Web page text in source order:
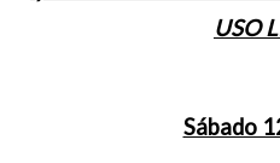
USO
Sábado